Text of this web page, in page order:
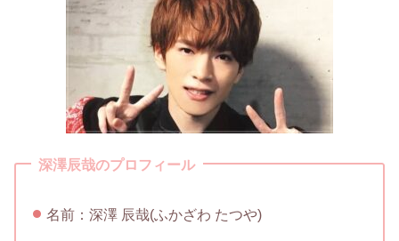
深澤辰哉のプロフィール
名前：深澤 辰哉(ふかざわ たつや)